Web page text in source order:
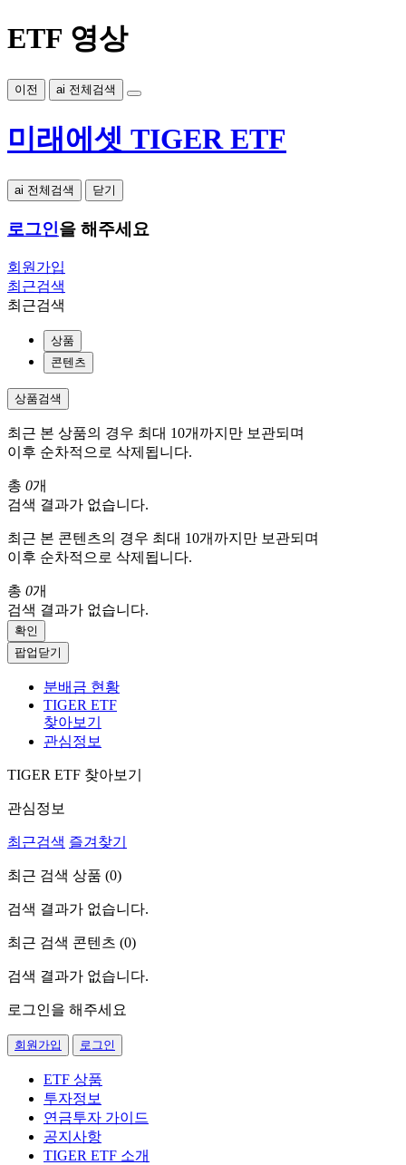
ETF 영상
이전 ai 전체검색
미래에셋 TIGER ETF
ai 전체검색 닫기
로그인을 해주세요
회원가입
최근검색
최근검색
상품
콘텐츠
상품검색
최근 본 상품의 경우 최대 10개까지만 보관되며
이후 순차적으로 삭제됩니다.
총 0개
검색 결과가 없습니다.
최근 본 콘텐츠의 경우 최대 10개까지만 보관되며
이후 순차적으로 삭제됩니다.
총 0개
검색 결과가 없습니다.
확인
팝업닫기
분배금 현황
TIGER ETF
찾아보기
관심정보
TIGER ETF 찾아보기
관심정보
최근검색 즐겨찾기
최근 검색 상품 (0)
검색 결과가 없습니다.
최근 검색 콘텐츠 (0)
검색 결과가 없습니다.
로그인을 해주세요
회원가입 로그인
ETF 상품
투자정보
연금투자 가이드
공지사항
TIGER ETF 소개